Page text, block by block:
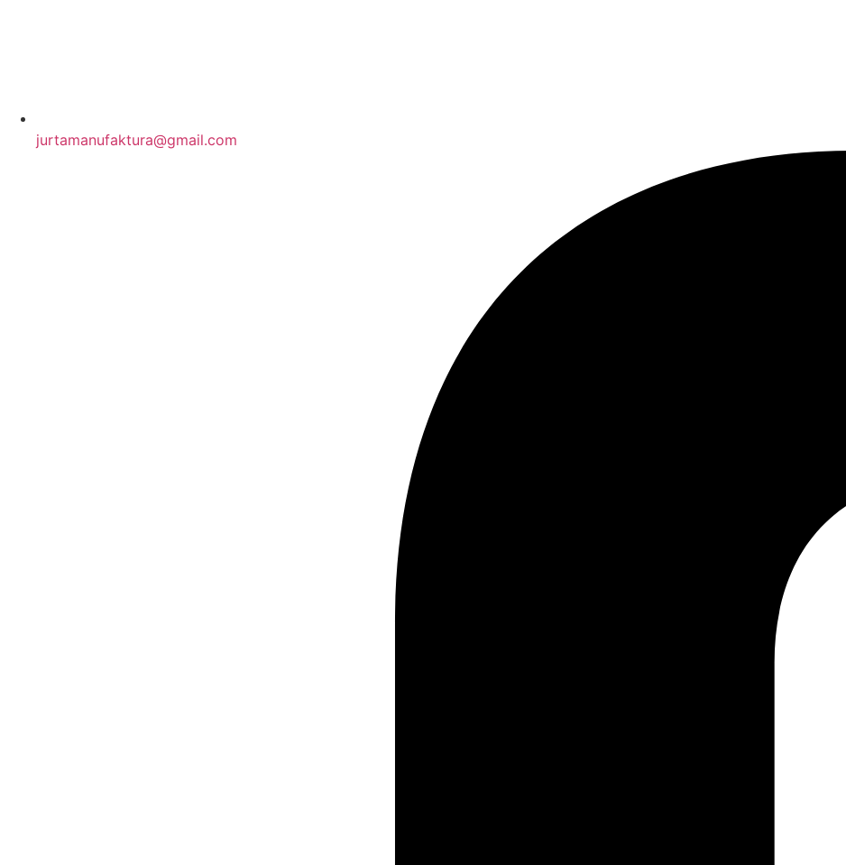
jurtamanufaktura@gmail.com